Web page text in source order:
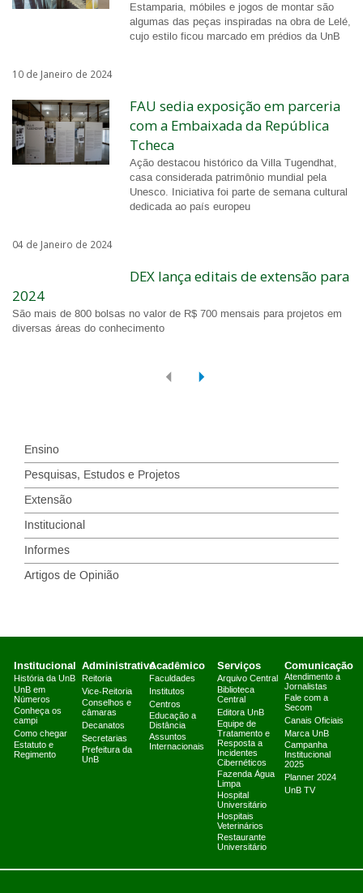
Estamparia, móbiles e jogos de montar são
algumas das peças inspiradas na obra de Lelé,
cujo estilo ficou marcado em prédios da UnB
10 de Janeiro de 2024
FAU sedia exposição em parceria
com a Embaixada da República
Tcheca
Ação destacou histórico da Villa Tugendhat,
casa considerada patrimônio mundial pela
Unesco. Iniciativa foi parte de semana cultural
dedicada ao país europeu
04 de Janeiro de 2024
DEX lança editais de extensão para
2024
São mais de 800 bolsas no valor de R$ 700 mensais para projetos em
diversas áreas do conhecimento
Ensino
Pesquisas, Estudos e Projetos
Extensão
Institucional
Informes
Artigos de Opinião
Institucional
História da UnB
UnB em
Números
Conheça os
campi
Como chegar
Estatuto e
Regimento
Administrativo
Reitoria
Vice-Reitoria
Conselhos e
câmaras
Decanatos
Secretarias
Prefeitura da
UnB
Acadêmico
Faculdades
Institutos
Centros
Educação a
Distância
Assuntos
Internacionais
Serviços
Arquivo Central
Biblioteca
Central
Editora UnB
Equipe de
Tratamento e
Resposta a
Incidentes
Cibernéticos
Fazenda Água
Limpa
Hospital
Universitário
Hospitais
Veterinários
Restaurante
Universitário
Comunicação
Atendimento a
Jornalistas
Fale com a
Secom
Canais Oficiais
Marca UnB
Campanha
Institucional
2025
Planner 2024
UnB TV